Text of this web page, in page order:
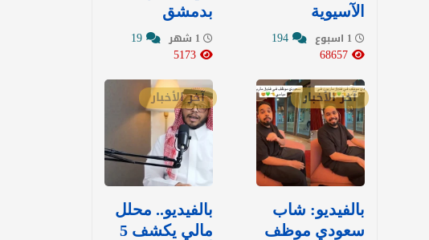
الآسيوية
بدمشق
آخر الأخبار
بالفيديو: شاب
سعودي موظف
آخر الأخبار
بالفيديو.. محلل
مالي يكشف 5